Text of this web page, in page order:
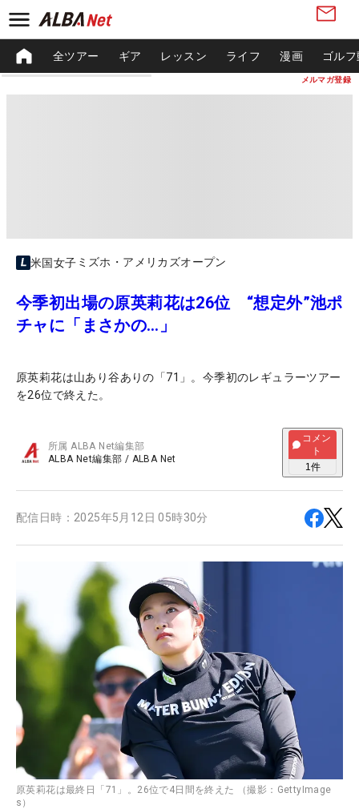
メルマガ登録
全ツアー ギア レッスン ライフ 漫画 ゴル
米国女子 ミズホ・アメリカズオープン
今季初出場の原英莉花は26位 “想定外”池ポ
チャに「まさかの…」
原英莉花は山あり谷ありの「71」。今季初のレギュラーツアー
を26位で終えた。
所属ALBA Net編集部
ALBA Net編集部 / ALBA Net
コメン
ト
1件
配信日時： 2025年5月12日 05時30分
原英莉花は最終日「71」。26位で4日間を終えた （撮影：GettyImage
s）